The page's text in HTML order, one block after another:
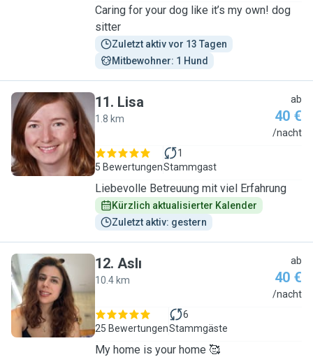
Caring for your dog like it’s my own! dog
sitter
Zuletzt aktiv vor 13 Tagen
Mitbewohner: 1 Hund
L
11. Lisa
1.8 km
ab
40 €
/nacht
5 Bewertungen
1
Stammgast
Liebevolle Betreuung mit viel Erfahrung
Kürzlich aktualisierter Kalender
Zuletzt aktiv: gestern
A
12. Aslı
10.4 km
ab
40 €
/nacht
25 Bewertungen
6
Stammgäste
My home is your home 🥰